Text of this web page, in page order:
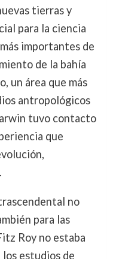
tierras y
para la ciencia
importantes de
de la bahía
un área que más
antropológicos
tuvo contacto
que
no
para las
Roy no estaba
estudios de